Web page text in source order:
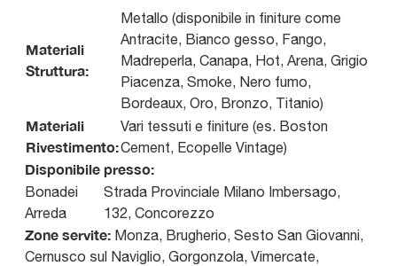
Materiali
Struttura:
Metallo (disponibile in finiture come
Antracite, Bianco gesso, Fango,
Madreperla, Canapa, Hot, Arena, Grigio
Piacenza, Smoke, Nero fumo,
Bordeaux, Oro, Bronzo, Titanio)
Materiali
Rivestimento:
Vari tessuti e finiture (es. Boston
Cement, Ecopelle Vintage)
Disponibile presso:
Bonadei
Arreda
Strada Provinciale Milano Imbersago,
132, Concorezzo
Zone servite: Monza, Brugherio, Sesto San Giovanni,
Cernusco sul Naviglio, Gorgonzola, Vimercate,